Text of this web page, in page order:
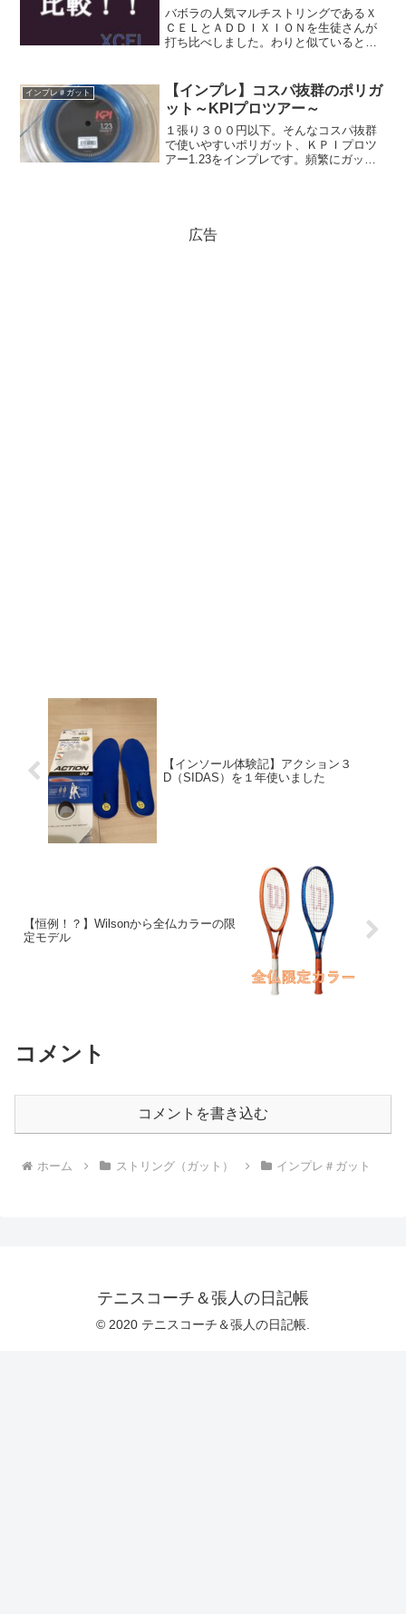
バボラの人気マルチストリングであるＸ
ＣＥＬとＡＤＤＩＸＩＯＮを生徒さんが
打ち比べしました。わりと似ていると言
インプレ＃ガット
【インプレ】コスパ抜群のポリガ
ット～KPIプロツアー～
１張り３００円以下。そんなコスパ抜群
で使いやすいポリガット、ＫＰＩプロツ
アー1.23をインプレです。頻繁にガット
広告
【インソール体験記】アクション３
D（SIDAS）を１年使いました
【恒例！？】Wilsonから全仏カラーの限
定モデル
コメント
コメントを書き込む
ホーム ストリング（ガット） インプレ＃ガット
テニスコーチ＆張人の日記帳
© 2020 テニスコーチ＆張人の日記帳.